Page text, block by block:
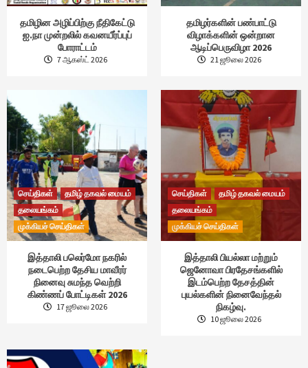
தமிழின அழிப்பிற்கு நீதிகேட்டு
ஐ.நா முன்றலில் கவனயீர்ப்புப்
போராட்டம்
7 ஆகஸ்ட் 2026
தமிழர்களின் பண்பாட்டு
விழாக்களின் ஒன்றான
ஆடிப்பெருவிழா 2026
21 ஜூலை 2026
செய்திகள்
தமிழ் தகவல் மையம்
தலையங்கம்
முக்கியச் செய்திகள்
இத்தாலி பலெர்மோ நகரில்
நடைபெற்ற தேசிய மாவீரர்
நினைவு சுமந்த வெற்றி
கிண்ணப் போட்டிகள் 2026
17 ஜூலை 2026
செய்திகள்
தமிழ் தகவல் மையம்
தலையங்கம்
முக்கியச் செய்திகள்
இத்தாலி பியல்லா மற்றும்
ஜெனோவா பிரதேசங்களில்
இடம்பெற்ற தேசத்தின்
புயல்களின் நினைவேந்தல்
நிகழ்வு.
10 ஜூலை 2026